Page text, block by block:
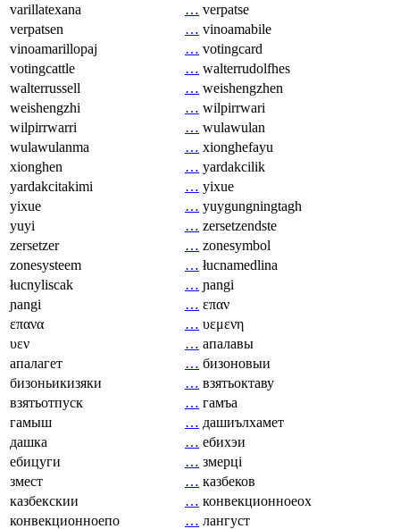
varillatexana
… verpatse
verpatsen
… vinoamabile
vinoamarillopaj
… votingcard
votingcattle
… walterrudolfhes
walterrussell
… weishengzhen
weishengzhi
… wilpirrwari
wilpirrwarri
… wulawulan
wulawulanma
… xionghefayu
xionghen
… yardakcilik
yardakcitakimi
… yixue
yixue
… yuygungningtagh
yuyi
… zersetzendste
zersetzer
… zonesymbol
zonesysteem
… łucnamedlina
łucnyliscak
… ɲangi
ɲangi
… επαν
επανα
… υεμενη
υεν
… апалавы
апалагет
… бизоновыи
бизоньикизяки
… взятьоктаву
взятьотпуск
… гамъа
гамыш
… дашиълхамет
дашка
… ебихэи
ебицуги
… змерці
змест
… казбеков
казбекскии
… конвекционноеох
конвекционноепо
… лангуст